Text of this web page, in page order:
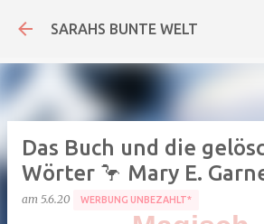
Direkt zum
SARAHS BUNTE WELT
Das Buch und die
Wörter 🦩 Mary E.
am 5.6.20 WERBUNG UNBEZAHLT*